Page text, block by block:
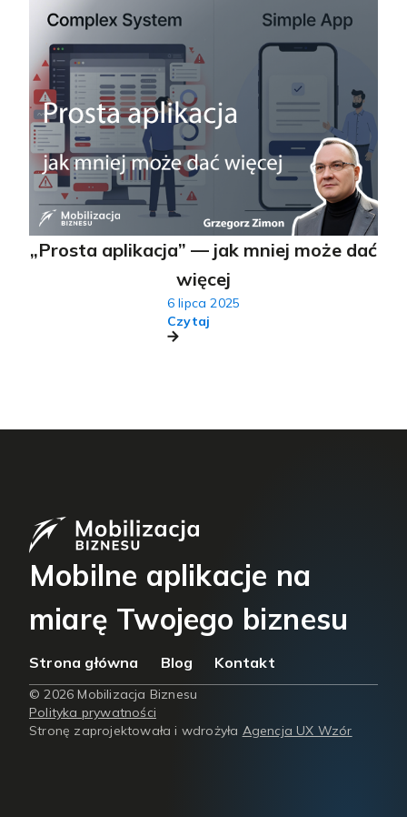
„Prosta aplikacja” — jak mniej może dać
więcej
6 lipca 2025
Czytaj
Mobilne aplikacje na
miarę Twojego biznesu
Strona główna Blog Kontakt
© 2026 Mobilizacja Biznesu
Polityka prywatności
Stronę zaprojektowała i wdrożyła Agencja UX Wzór